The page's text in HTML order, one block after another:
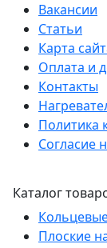
Вакансии
Статьи
Карта
Оплата и
Контакты
Политика
Согласие
Каталог
Плоские